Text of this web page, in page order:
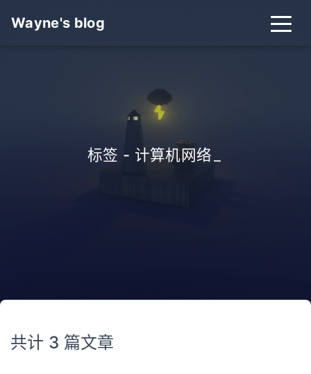
Wayne's blog
标签 - 计算机网络
共计 3 篇文章